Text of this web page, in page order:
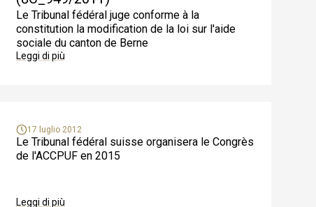
Le Tribunal fédéral juge conforme à la
constitution la modification de la loi sur l'aide
sociale du canton de Berne
Leggi di più
17 luglio 2012
Le Tribunal fédéral suisse organisera le Congrès
de l'ACCPUF en 2015
Leggi di più